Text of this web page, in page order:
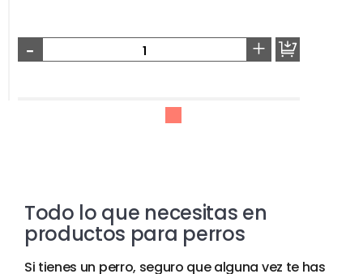
- +
Todo lo que necesitas en
productos para perros
Si tienes un perro, seguro que alguna vez te has